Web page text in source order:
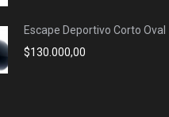
Escape Deportivo Corto Oval
$130.000,00